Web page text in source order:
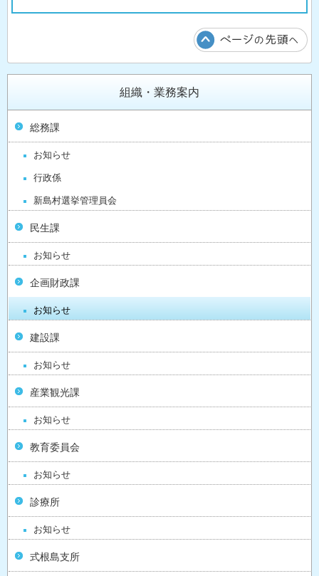
組織・業務案内
総務課
お知らせ
行政係
新島村選挙管理員会
民生課
お知らせ
企画財政課
お知らせ
建設課
お知らせ
産業観光課
お知らせ
教育委員会
お知らせ
診療所
お知らせ
式根島支所